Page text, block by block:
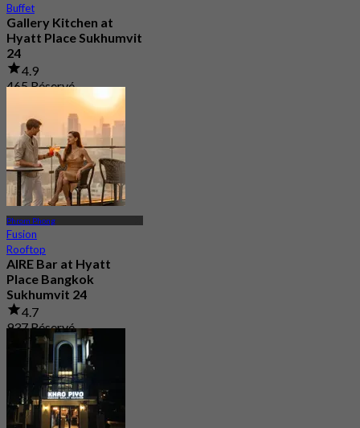
Buffet
Gallery Kitchen at
Hyatt Place Sukhumvit
24
4.9
465 Réservé
Phrom Phong
Fusion
Rooftop
AIRE Bar at Hyatt
Place Bangkok
Sukhumvit 24
4.7
937 Réservé
฿ 472.5